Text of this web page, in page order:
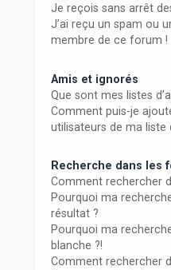
Je reçois sans arrêt
J’ai reçu un spam ou
membre de ce forum !
Amis et ignorés
Que sont mes listes
Comment puis-je
utilisateurs de ma liste
Recherche dans les
Comment rechercher
Pourquoi ma
résultat ?
Pourquoi ma
blanche ?!
Comment rechercher